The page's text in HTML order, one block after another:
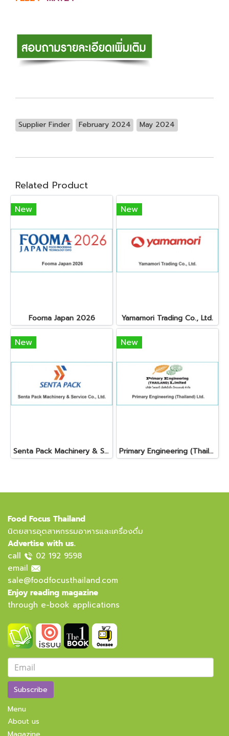
Supplier Finder February 2024 May 2024
Related Product
New
Fooma Japan 2026
New
Yamamori Trading Co., Ltd.
New
Senta Pack Machinery & Service Co., Ltd.
New
Primary Engineering (Thailand) Ltd.
Food Focus Thailand
นิตยสารอุตสาหกรรมอาหารและเครื่องดื่ม
Advertise with us.
call
02 192 9598
email
sale@foodfocusthailand.com
Enjoy reading magazine
through e-book applications
Subscribe
Menu
About us